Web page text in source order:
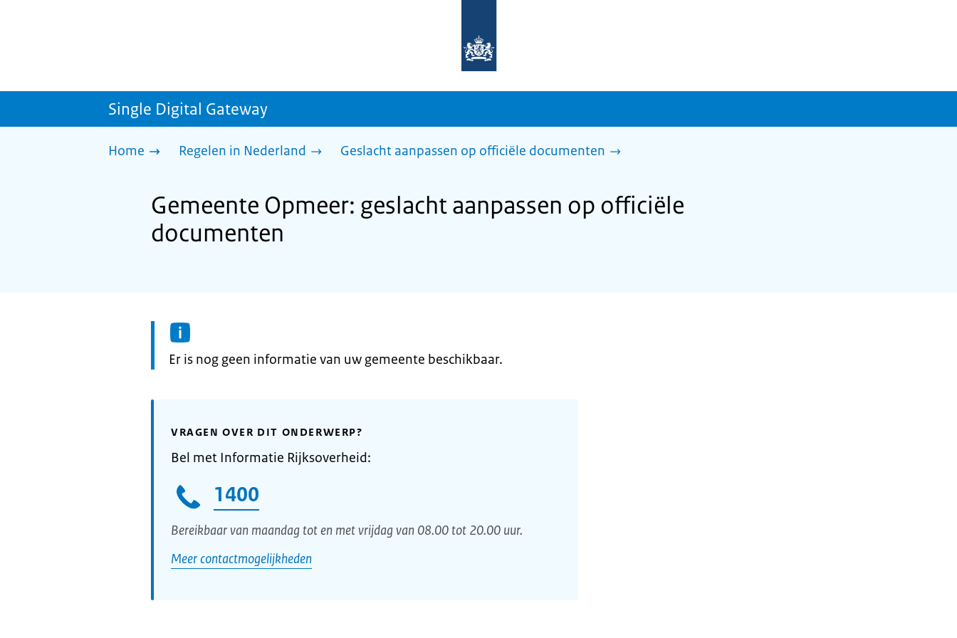
homepage
sdg.rijksoverheid.nl
Single Digital Gateway
Home Regelen in Nederland Geslacht aanpassen op officiële documenten
Gemeente Opmeer: geslacht aanpassen op officiële
documenten
Informatie:
Er is nog geen informatie van uw gemeente beschikbaar.
VRAGEN OVER DIT ONDERWERP?
Bel met Informatie Rijksoverheid:
1400
Bereikbaar van maandag tot en met vrijdag van 08.00 tot 20.00 uur.
Meer contactmogelijkheden